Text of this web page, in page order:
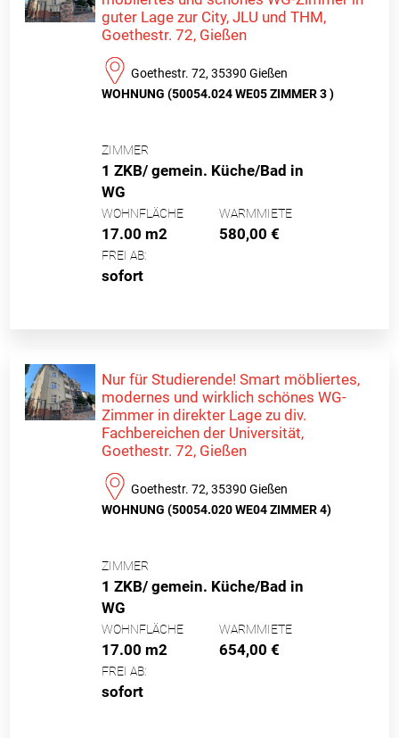
guter Lage zur City, JLU und THM,
Goethestr. 72, Gießen
Goethestr. 72, 35390 Gießen
WOHNUNG (50054.024 WE05 ZIMMER 3 )
ZIMMER
1 ZKB/ gemein. Küche/Bad in
WG
WOHNFLÄCHE
17.00 m2
WARMMIETE
580,00 €
FREI AB:
sofort
Nur für Studierende! Smart möbliertes,
modernes und wirklich schönes WG-
Zimmer in direkter Lage zu div.
Fachbereichen der Universität,
Goethestr. 72, Gießen
Goethestr. 72, 35390 Gießen
WOHNUNG (50054.020 WE04 ZIMMER 4)
ZIMMER
1 ZKB/ gemein. Küche/Bad in
WG
WOHNFLÄCHE
17.00 m2
WARMMIETE
654,00 €
FREI AB:
sofort